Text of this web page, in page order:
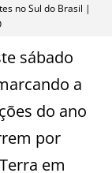
no Sul do Brasil |
sábado
a
do ano
por
em